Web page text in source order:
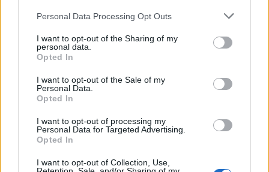
Personal Data Processing Opt Outs
I want to opt-out of the Sharing of my
personal data.
Opted In
I want to opt-out of the Sale of my
Personal Data.
Opted In
I want to opt-out of processing my
Personal Data for Targeted Advertising.
Opted In
I want to opt-out of Collection, Use,
Életveszélyes fákkal van tele Budapest:
bármikor kidőlhetnek, vigyázz hová parkolsz,
merre sétálsz ezeken a helyeken
2026. augusztus 8.
Ezért a kutyáért ma már egy használt autó
legnépszerűbb fajtákat 2026-ban
Mennyibe kerül a jogosítvány 2026-ban?